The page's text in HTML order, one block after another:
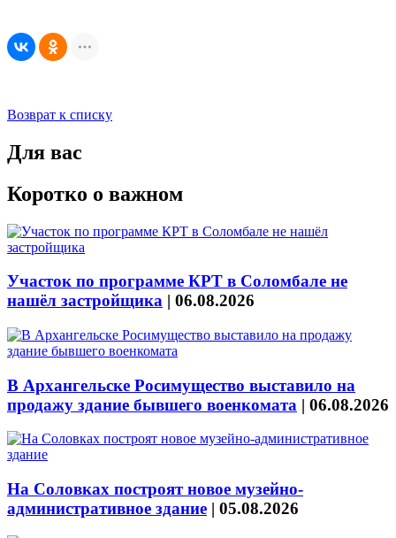
Возврат к списку
Для вас
Коротко о важном
Участок по программе КРТ в Соломбале не
нашёл застройщика | 06.08.2026
В Архангельске Росимущество выставило на
продажу здание бывшего военкомата | 06.08.2026
На Соловках построят новое музейно-
административное здание | 05.08.2026